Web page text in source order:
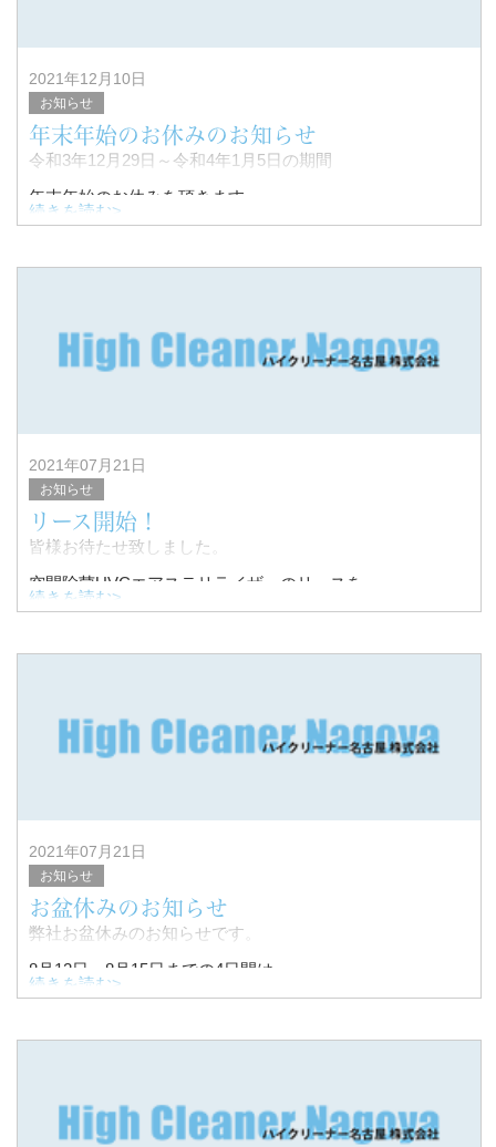
2021年12月10日
お知らせ
年末年始のお休みのお知らせ
令和3年12月29日～令和4年1月5日の期間
年末年始のお休みを頂きます。
年明け仕事始めは1月6日 木曜日から、
続きを読む>
2021年07月21日
お知らせ
リース開始！
皆様お待たせ致しました。
空間除菌UVCエアステリライザーのリースを
これも一重に株式会社イレブンエクシードの
弊社のお客
続きを読む>
2021年07月21日
お知らせ
お盆休みのお知らせ
弊社お盆休みのお知らせです。
8月12日～8月15日までの4日間は
お問い合わせ等ありましたら上記日程を避けて
続きを読む>